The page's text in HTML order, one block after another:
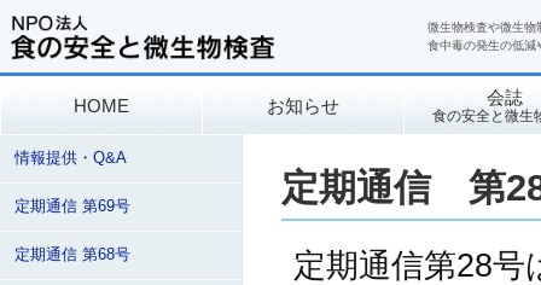
微生物検査や微生物
食中毒の発生の低減
HOME お知らせ 会誌
食の安全と微生
定期通信 第
定期通信第28号
情報提供・Q&A
定期通信 第69号
定期通信 第68号